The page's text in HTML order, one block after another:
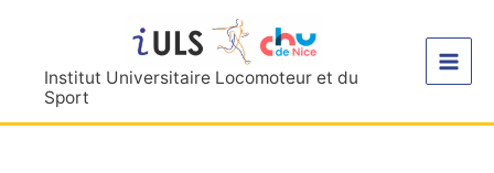
contenuInstitut Universitaire Locomoteur et du
Sport